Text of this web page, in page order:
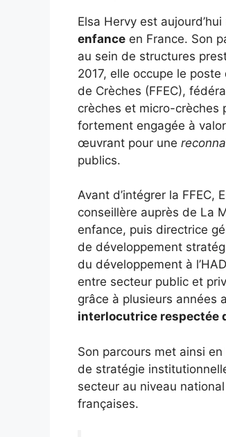
Elsa Hervy est
enfance en France. Son
au sein de structures
2017, elle occupe le
de Crèches (FFEC),
crèches et micro-crèches
fortement engagée à
œuvrant pour une
publics.
Avant d’intégrer la FFEC,
conseillère auprès de La
enfance, puis directrice
de développement
du développement à
entre secteur public et
grâce à plusieurs années
interlocutrice respectée
Son parcours met ainsi
de stratégie
secteur au niveau
françaises.